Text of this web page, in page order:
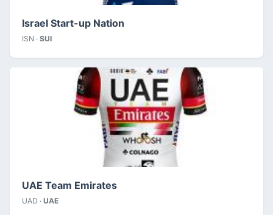
Israel Start-up Nation
ISN · SUI
UAE Team Emirates
UAD · UAE